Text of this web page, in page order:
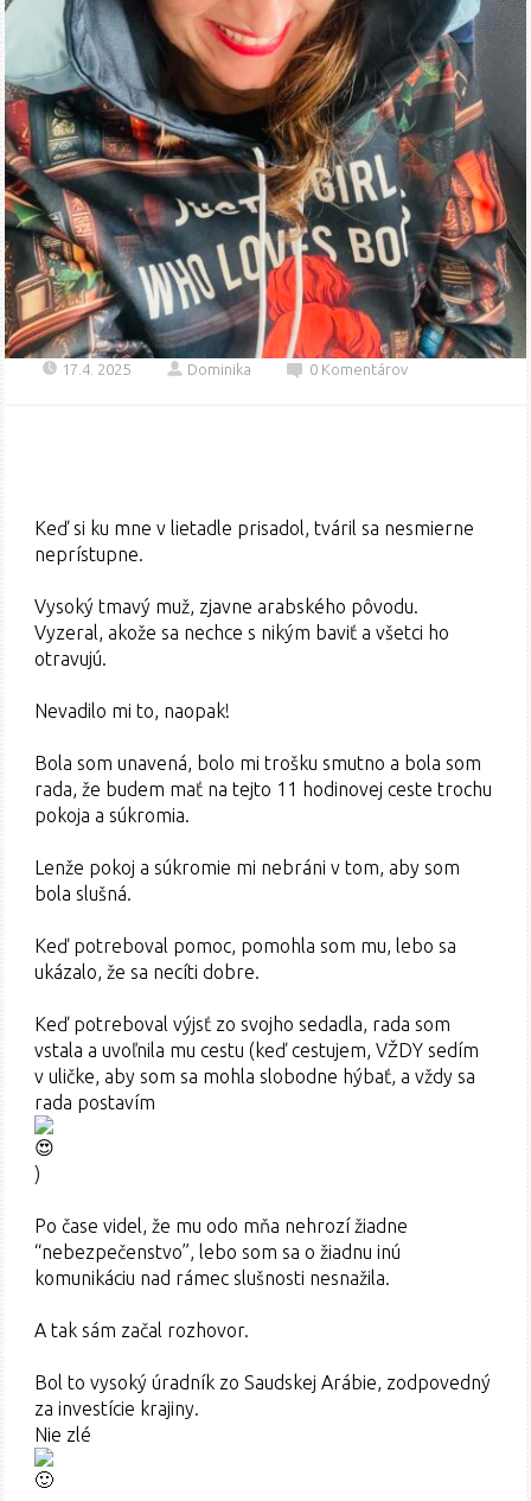
17.4. 2025 Dominika 0 Komentárov
Keď si ku mne v lietadle prisadol, tváril sa nesmierne
neprístupne.
Vysoký tmavý muž, zjavne arabského pôvodu.
Vyzeral, akože sa nechce s nikým baviť a všetci ho
otravujú.
Nevadilo mi to, naopak!
Bola som unavená, bolo mi trošku smutno a bola som
rada, že budem mať na tejto 11 hodinovej ceste trochu
pokoja a súkromia.
Lenže pokoj a súkromie mi nebráni v tom, aby som
bola slušná.
Keď potreboval pomoc, pomohla som mu, lebo sa
ukázalo, že sa necíti dobre.
Keď potreboval výjsť zo svojho sedadla, rada som
vstala a uvoľnila mu cestu (keď cestujem, VŽDY sedím
v uličke, aby som sa mohla slobodne hýbať, a vždy sa
rada postavím
)
Po čase videl, že mu odo mňa nehrozí žiadne
“nebezpečenstvo”, lebo som sa o žiadnu inú
komunikáciu nad rámec slušnosti nesnažila.
A tak sám začal rozhovor.
Bol to vysoký úradník zo Saudskej Arábie, zodpovedný
za investície krajiny.
Nie zlé